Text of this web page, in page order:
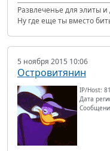
Развлеченье для элиты
Ну где еще ты вместо
5 ноября 2015 10:06
Островитянин
IP/Host:
Дата